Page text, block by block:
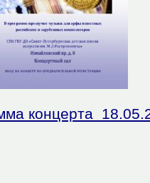
концерта